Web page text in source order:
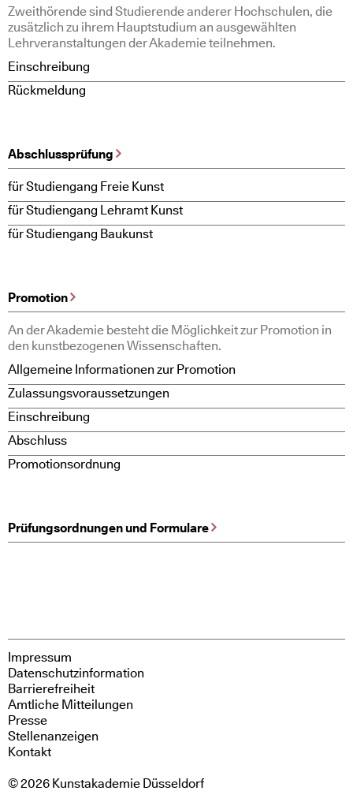
Zweithörende sind Studierende anderer Hochschulen, die
zusätzlich zu ihrem Hauptstudium an ausgewählten
Lehrveranstaltungen der Akademie teilnehmen.
Einschreibung
Rückmeldung
Abschlussprüfung
für Studiengang Freie Kunst
für Studiengang Lehramt Kunst
für Studiengang Baukunst
Promotion
An der Akademie besteht die Möglichkeit zur Promotion in
den kunstbezogenen Wissenschaften.
Allgemeine Informationen zur Promotion
Zulassungsvoraussetzungen
Einschreibung
Abschluss
Promotionsordnung
Prüfungsordnungen und Formulare
Impressum
Datenschutzinformation
Barrierefreiheit
Amtliche Mitteilungen
Presse
Stellenanzeigen
Kontakt
© 2026 Kunstakademie Düsseldorf